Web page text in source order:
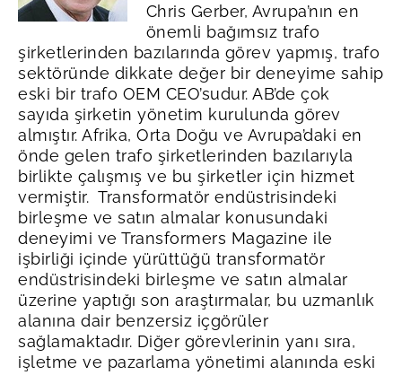
Chris Gerber, Avrupa’nın en
önemli bağımsız trafo
şirketlerinden bazılarında görev yapmış, trafo
sektöründe dikkate değer bir deneyime sahip
eski bir trafo OEM CEO’sudur. AB’de çok
sayıda şirketin yönetim kurulunda görev
almıştır. Afrika, Orta Doğu ve Avrupa’daki en
önde gelen trafo şirketlerinden bazılarıyla
birlikte çalışmış ve bu şirketler için hizmet
vermiştir. Transformatör endüstrisindeki
birleşme ve satın almalar konusundaki
deneyimi ve Transformers Magazine ile
işbirliği içinde yürüttüğü transformatör
endüstrisindeki birleşme ve satın almalar
üzerine yaptığı son araştırmalar, bu uzmanlık
alanına dair benzersiz içgörüler
sağlamaktadır. Diğer görevlerinin yanı sıra,
işletme ve pazarlama yönetimi alanında eski